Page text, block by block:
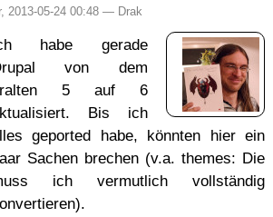
2013-05-24 00:48 — Drak
habe gerade
von dem
5 auf 6
Bis ich
geported habe, könnten hier ein
Sachen brechen (v.a. themes: Die
ich vermutlich vollständig
?
„Eine interessante
richtung, die sich für mich
altem DSA Spieler fast
ungewohnt schlank anfühlt.“
— Philipp von Phönixbanner
was Leute sagen…